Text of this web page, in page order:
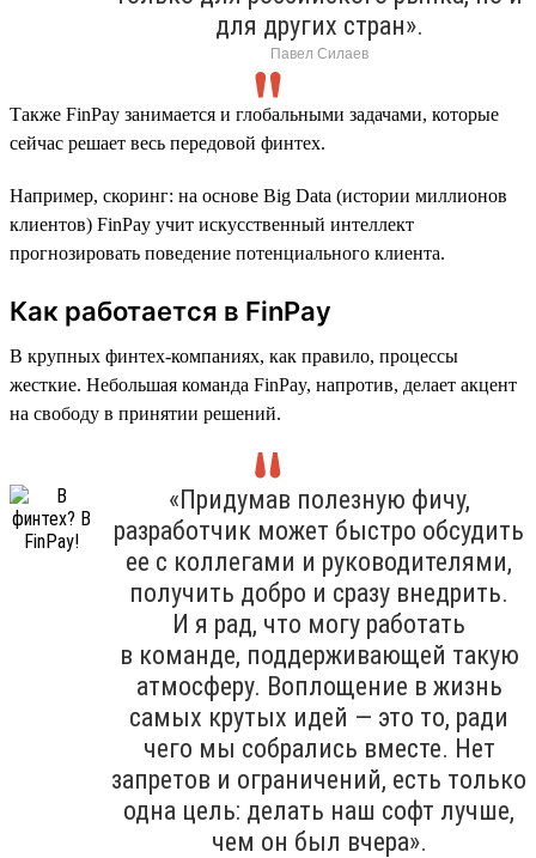
для других стран».
Павел Силаев
Также FinPay занимается и глобальными задачами, которые
сейчас решает весь передовой финтех.
Например, скоринг: на основе Big Data (истории миллионов
клиентов) FinPay учит искусственный интеллект
прогнозировать поведение потенциального клиента.
Как работается в FinPay
В крупных финтех-компаниях, как правило, процессы
жесткие. Небольшая команда FinPay, напротив, делает акцент
на свободу в принятии решений.
«Придумав полезную фичу,
разработчик может быстро обсудить
ее с коллегами и руководителями,
получить добро и сразу внедрить.
И я рад, что могу работать
в команде, поддерживающей такую
атмосферу. Воплощение в жизнь
самых крутых идей — это то, ради
чего мы собрались вместе. Нет
запретов и ограничений, есть только
одна цель: делать наш софт лучше,
чем он был вчера».